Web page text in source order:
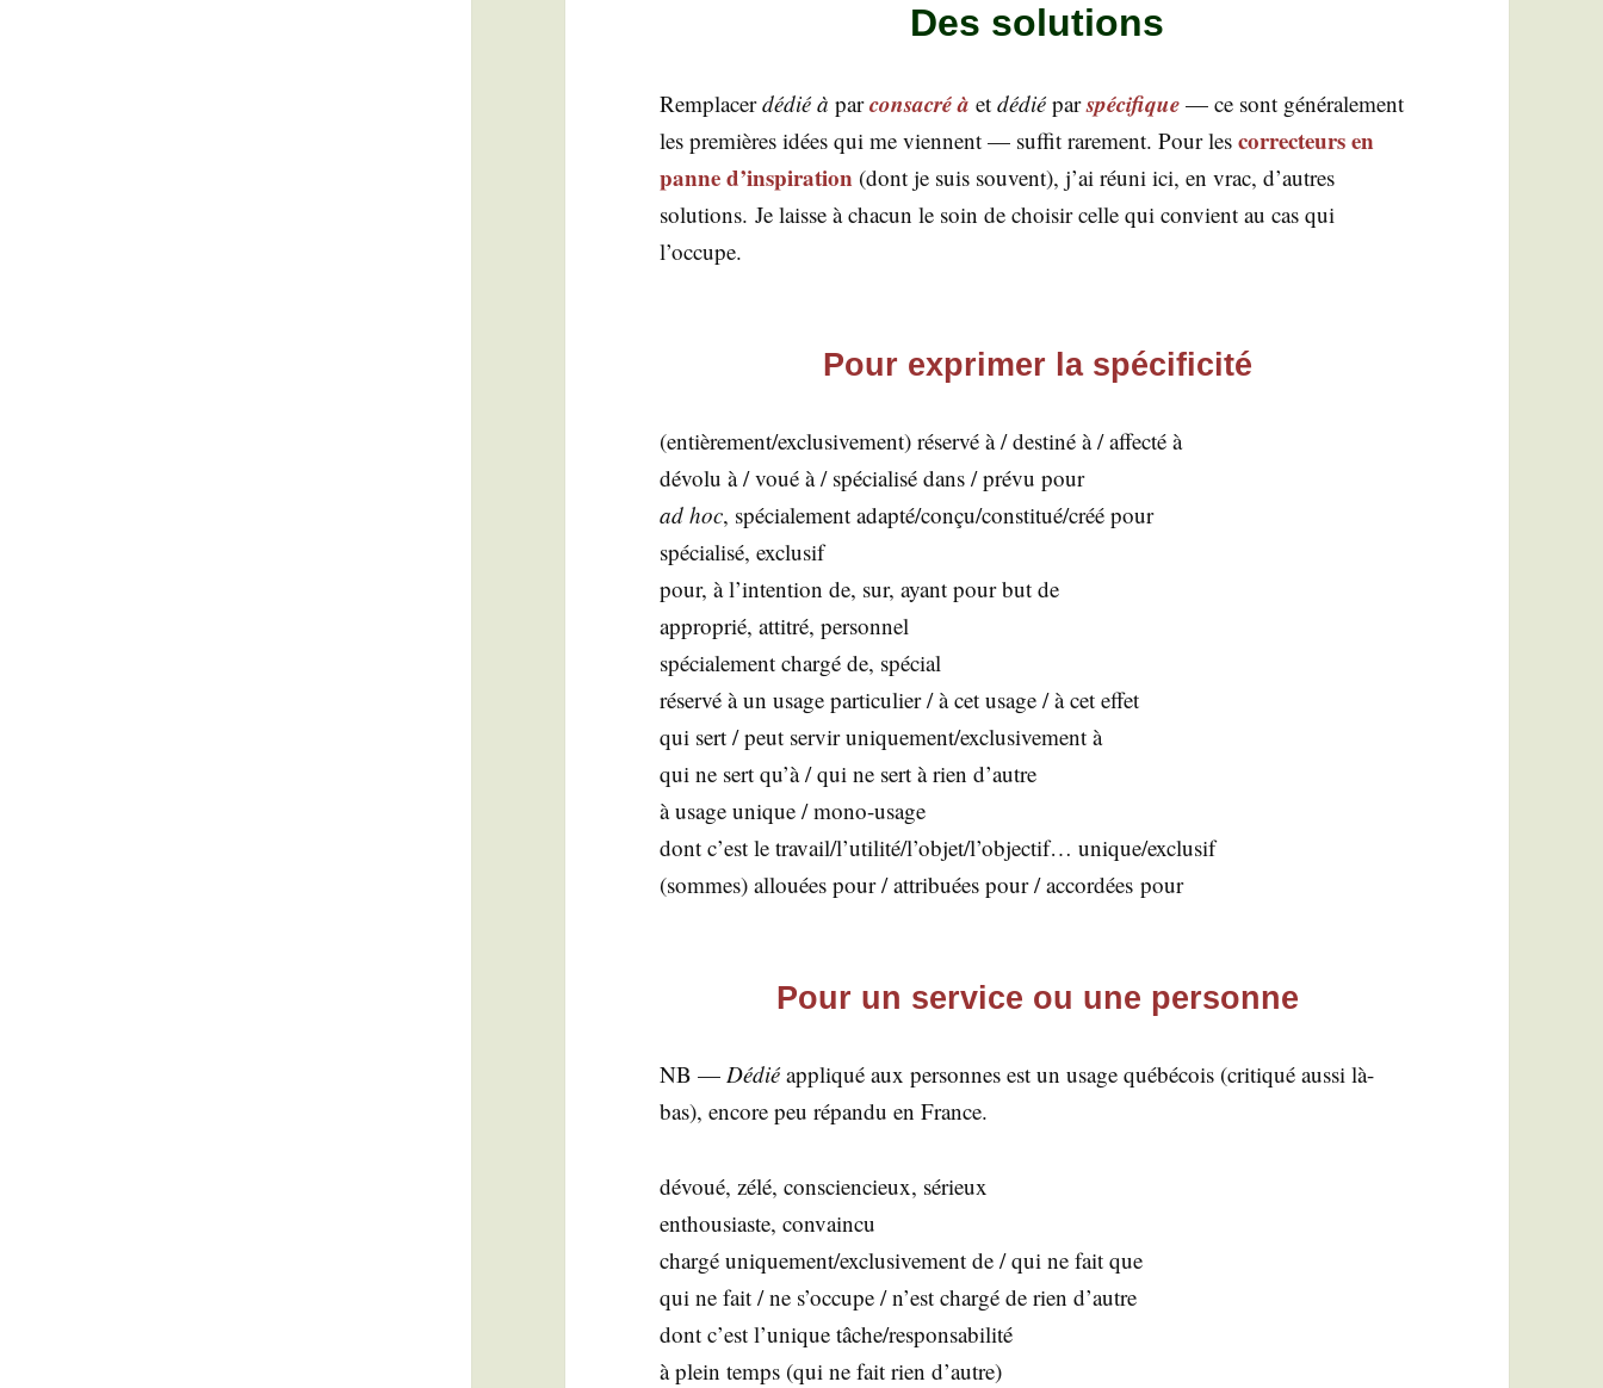
Des solutions
Rem­pla­cerdédié à parconsa­cré à etdédiéparspé­ci­fique — ce sont géné­ra­le­ment
les pre­mières idées qui me viennent — suf­fit rare­ment. Pour lescor­rec­teurs en
panne d’inspiration (dont je suis sou­vent), j’ai réuni ici, en vrac, d’autres
solu­tions. Je laisse à cha­cun le soin de choi­sir celle qui convient au cas qui
l’occupe.
Pour exprimer la spécificité
(entièrement/exclusivement) réser­vé à / des­ti­né à / affec­té à
dévo­lu à / voué à / spé­cia­li­sé dans / pré­vu pour
ad hoc, spé­cia­le­ment adapté/conçu/constitué/créé pour
spé­cia­li­sé, exclu­sif
pour, à l’intention de, sur, ayant pour but de
appro­prié, atti­tré, per­son­nel
spé­cia­le­ment char­gé de, spé­cial
réser­vé à un usage par­ti­cu­lier / à cet usage / à cet effet
qui sert / peut ser­vir uniquement/exclusivement à
qui ne sert qu’à / qui ne sert à rien d’autre
à usage unique / mono-usage
dont c’est le travail/l’utilité/l’objet/l’objectif… unique/exclusif
(sommes) allouées pour / attri­buées pour / accor­dées pour
Pour un service ou une personne
NB —Dédiéappli­qué aux per­sonnes est un usage qué­bé­cois (cri­ti­qué aus­si là-
bas), encore peu répan­du en France.
dévoué, zélé, conscien­cieux, sérieux
enthou­siaste, convain­cu
char­gé uniquement/exclusivement de / qui ne fait que
qui ne fait / ne s’oc­cupe / n’est char­gé de rien d’autre
dont c’est l’u­nique tâche/responsabilité
à plein temps (qui ne fait rien d’autre)